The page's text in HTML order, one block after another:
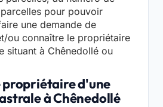
pour pouvoir
une demande de
ou connaître le propriétaire
situant à Chênedollé ou
d'une
à Chênedollé